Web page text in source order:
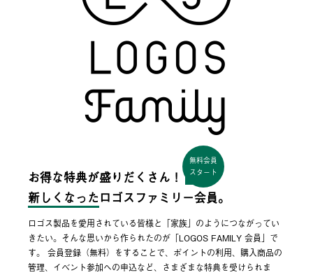
お得な特典が盛りだくさん！
無料会員
スタート
新しくなった ロゴスファミリー会員。
ロゴス製品を愛用されている皆様と「家族」のようにつながってい
きたい。そんな思いから作られたのが「LOGOS FAMILY 会員」で
す。 会員登録（無料）をすることで、ポイントの利用、購入商品の
管理、イベント参加への申込など、さまざまな特典を受けられま